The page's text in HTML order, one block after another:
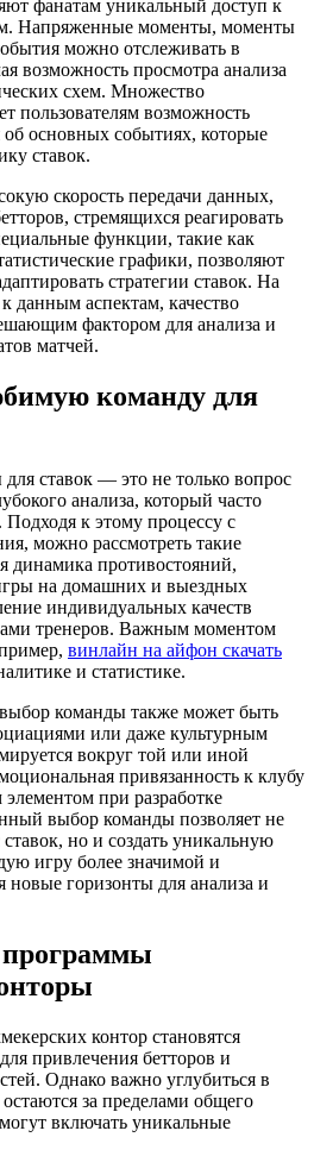
фанатам уникальный доступ к
Напряженные моменты, моменты
можно отслеживать в
возможность просмотра анализа
схем. Множество
пользователям возможность
об основных событиях, которые
ставок.
скорость передачи данных,
стремящихся реагировать
функции, такие как
графики, позволяют
стратегии ставок. На
данным аспектам, качество
фактором для анализа и
матчей.
команду для
ставок — это не только вопрос
анализа, который часто
к этому процессу с
можно рассмотреть такие
динамика противостояний,
на домашних и выездных
индивидуальных качеств
тренеров. Важным моментом
винлайн на айфон скачать
и статистике.
команды также может быть
или даже культурным
вокруг той или иной
привязанность к клубу
при разработке
выбор команды позволяет не
ставок, но и создать уникальную
игру более значимой и
горизонты для анализа и
программы
контор становятся
привлечения бетторов и
Однако важно углубиться в
за пределами общего
включать уникальные